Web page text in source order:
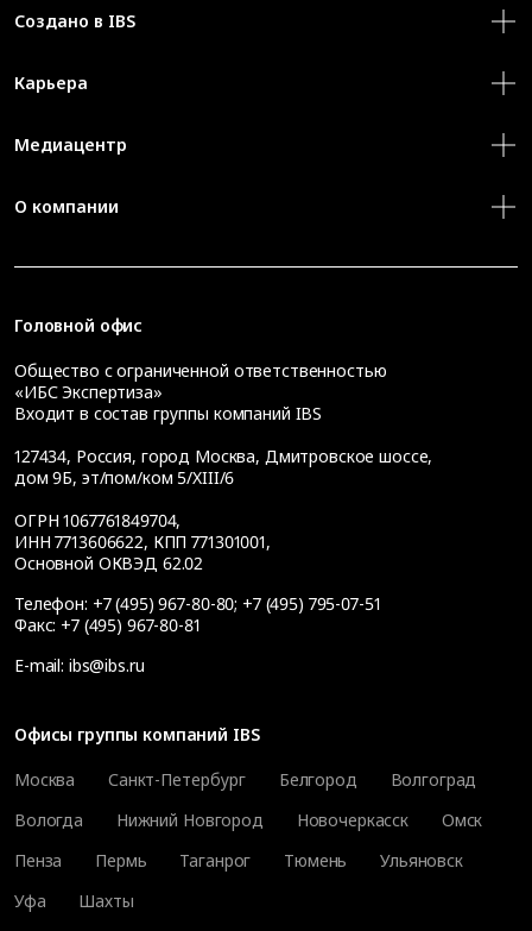
Создано в IBS
Карьера
Медиацентр
О компании
Головной офис
Общество с ограниченной ответственностью
«ИБС Экспертиза»
Входит в состав группы компаний IBS
127434, Россия, город Москва, Дмитровское шоссе,
дом 9Б, эт/пом/ком 5/XIII/6
ОГРН 1067761849704,
ИНН 7713606622, КПП 771301001,
Основной ОКВЭД 62.02
Телефон: +7 (495) 967-80-80; +7 (495) 795-07-51
Факс: +7 (495) 967-80-81
E-mail: ibs@ibs.ru
Офисы группы компаний IBS
Москва
Санкт-Петербург Белгород
Волгоград
Вологда
Нижний Новгород Новочеркасск
Омск
Пенза
Пермь Таганрог Тюмень
Ульяновск
Уфа
Шахты